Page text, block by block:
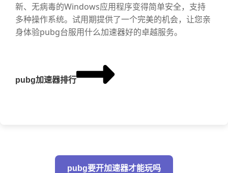
新、无病毒的Windows应用程序变得简单安全，支持
多种操作系统。试用期提供了一个完美的机会，让您亲
身体验pubg台服用什么加速器好的卓越服务。
pubg加速器排行
pubg要开加速器才能玩吗